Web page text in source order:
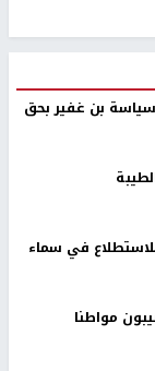
بن غفير بحق
في سماء
مواطنا